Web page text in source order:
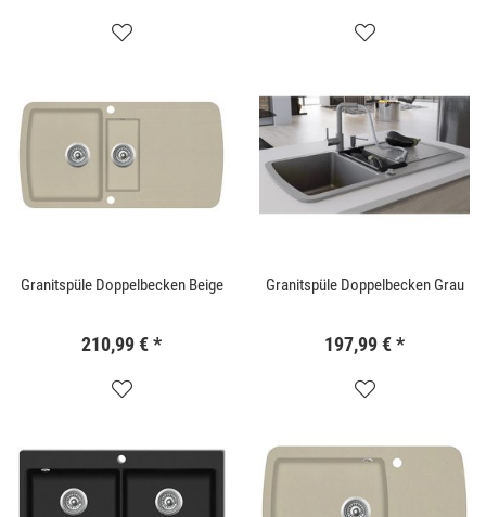
Granitspüle Doppelbecken Beige
210,99 €*
Granitspüle Doppelbecken Grau
197,99 €*